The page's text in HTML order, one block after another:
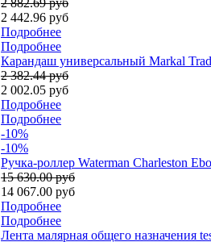
2 442.96 руб
Подробнее
Подробнее
Карандаш универсальный Markal
2 382.44 руб
2 002.05 руб
Подробнее
Подробнее
-10%
-10%
Ручка-роллер Waterman Charleston
15 630.00 руб
14 067.00 руб
Подробнее
Подробнее
Лента малярная общего назначения